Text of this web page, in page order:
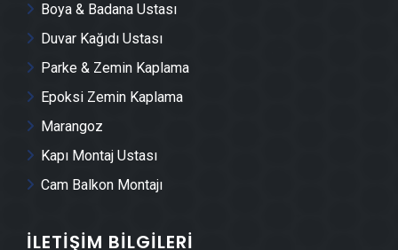
Keles Dış Cephe Kaplama Ustası
Keles Duvar Çıtası Ustası
Keles Cam Montajı
Boya & Badana Ustası
Duvar Kağıdı Ustası
Parke & Zemin Kaplama
Epoksi Zemin Kaplama
Marangoz
Kapı Montaj Ustası
Cam Balkon Montajı
İLETIŞIM BILGILERI